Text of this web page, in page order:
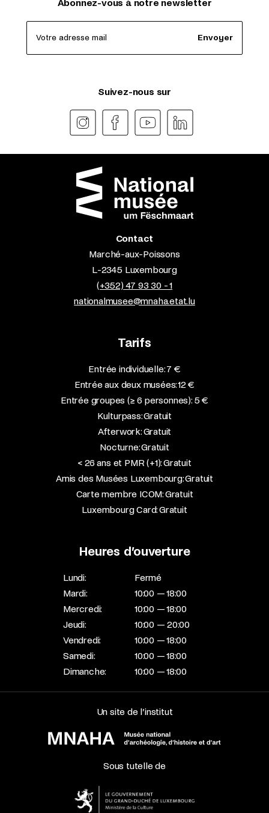
Abonnez-vous à notre newsletter
Votre adresse mail Envoyer
Suivez-nous sur
Contact
Marché-aux-Poissons
L-2345 Luxembourg
(+352) 47 93 30 - 1
nationalmusee@mnaha.etat.lu
Tarifs
Entrée individuelle: 7 €
Entrée aux deux musées: 12 €
Entrée groupes (≥ 6 personnes): 5 €
Kulturpass: Gratuit
Afterwork: Gratuit
Nocturne: Gratuit
< 26 ans et PMR (+1): Gratuit
Amis des Musées Luxembourg: Gratuit
Carte membre ICOM: Gratuit
Luxembourg Card: Gratuit
Heures d’ouverture
Lundi:
Fermé
Mardi:
10:00 — 18:00
Mercredi:
10:00 — 18:00
Jeudi:
10:00 — 20:00
Vendredi:
10:00 — 18:00
Samedi:
10:00 — 18:00
Dimanche:
10:00 — 18:00
Un site de l’institut
Sous tutelle de